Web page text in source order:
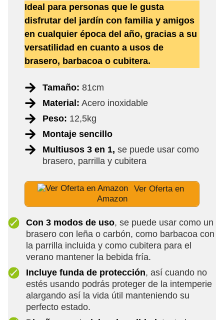
Ideal para personas que le gusta
disfrutar del jardín con familia y amigos
en cualquier época del año, gracias a su
versatilidad en cuanto a usos de
brasero, barbacoa o cubitera.
Tamaño: 81cm
Material: Acero inoxidable
Peso: 12,5kg
Montaje sencillo
Multiusos 3 en 1,se puede usar como
brasero, parrilla y cubitera
Ver Oferta en
Amazon
Con 3 modos de uso, se puede usar como un
brasero con leña o carbón, como barbacoa con
la parrilla incluida y como cubitera para el
verano mantener la bebida fría.
Incluye funda de protección, así cuando no
estés usando podrás proteger de la intemperie
alargando así la vida útil manteniendo su
perfecto estado.